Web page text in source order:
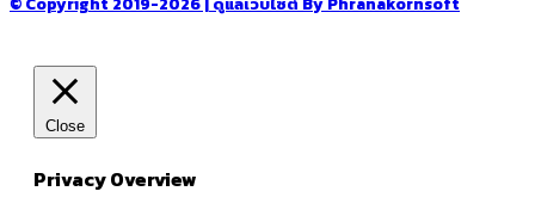
Close
Privacy Overview